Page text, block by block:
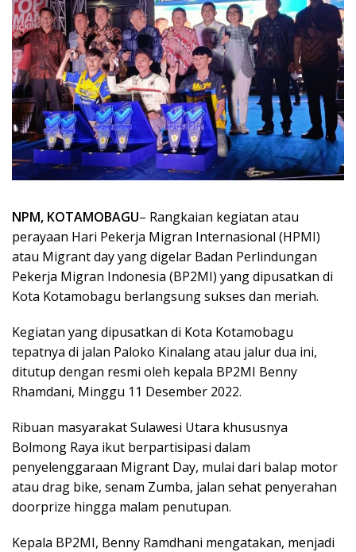
NPM, KOTAMOBAGU– Rangkaian kegiatan atau
perayaan Hari Pekerja Migran Internasional (HPMI)
atau Migrant day yang digelar Badan Perlindungan
Pekerja Migran Indonesia (BP2MI) yang dipusatkan di
Kota Kotamobagu berlangsung sukses dan meriah.
Kegiatan yang dipusatkan di Kota Kotamobagu
tepatnya di jalan Paloko Kinalang atau jalur dua ini,
ditutup dengan resmi oleh kepala BP2MI Benny
Rhamdani, Minggu 11 Desember 2022.
Ribuan masyarakat Sulawesi Utara khususnya
Bolmong Raya ikut berpartisipasi dalam
penyelenggaraan Migrant Day, mulai dari balap motor
atau drag bike, senam Zumba, jalan sehat penyerahan
doorprize hingga malam penutupan.
Kepala BP2MI, Benny Ramdhani mengatakan, menjadi